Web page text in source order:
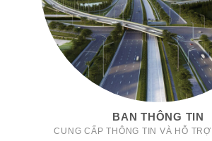
BAN THÔNG TIN
CUNG CẤP THÔNG TIN VÀ HỖ